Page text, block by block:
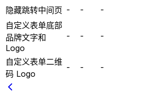
隐藏跳转中间页 - - -
自定义表单底部
品牌文字和
Logo
- - -
自定义表单二维
码 Logo
- - -